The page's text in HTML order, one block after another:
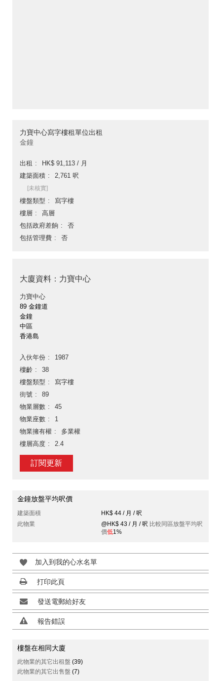
力寶中心寫字樓租單位出租
金鐘
出租
HK$ 91,113 / 月
建築面積
2,761 呎
[未核實]
樓盤類型
寫字樓
樓層
高層
包括政府差餉
否
包括管理費
否
大廈資料：力寶中心
力寶中心
89 金鐘道
金鐘
中區
香港島
入伙年份
1987
樓齡
38
樓盤類型
寫字樓
街號
89
物業層數
45
物業座數
1
物業擁有權
多業權
樓層高度
2.4
訂閱更新
金鐘放盤平均呎價
建築面積
HK$ 44 / 月 / 呎
此物業
@HK$ 43 / 月 / 呎 比較同區放盤平均呎
價低1%
加入到我的心水名單
打印此頁
發送電郵給好友
報告錯誤
樓盤在相同大廈
此物業的其它出租盤 (39)
此物業的其它出售盤 (7)